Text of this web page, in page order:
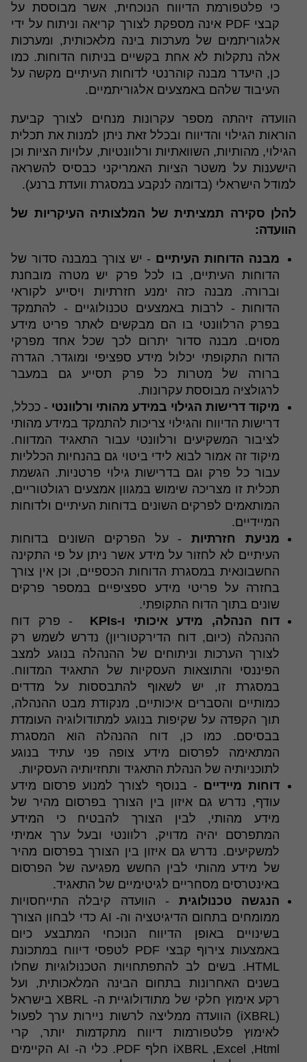
כי פלטפורמת הדיווח הנוכחית, אשר מבוססת על
קבצי PDF אינה מספקת לצורך קריאה וניתוח על ידי
אלגוריתמים של מערכות בינה מלאכותית, ומערכות
אלה נתקלות לא אחת בקשיים בניתוח הדוחות. כמו
כן, היעדר מבנה קוהרנטי לדוחות העיתיים מקשה על
העיבוד שלהם באמצעים אלגוריתמיים.
הוועדה זיהתה מספר עקרונות מנחים לצורך קביעת
הוראות הגילוי והדיווח ובכלל זאת ניתן למנות את תכלית
הגילוי, מהותיות, השוואתיות ורלוונטיות, עלויות הציות וכן
הישענות על משטר הציות האמריקני כבסיס להשראה
למודל הישראלי (בדומה לנקבע במסגרת וועדת ברנע).
להלן סקירה תמציתית של המלצותיה העיקריות של
הוועדה:
מבנה הדוחות העיתיים - יש צורך במבנה סדור של
הדוחות העיתיים, בו לכל פרק יש מטרה מובחנת
וברורה. מבנה כזה ימנע חזרתיות ויסייע לקוראי
הדוחות - לרבות באמצעים טכנולוגיים - להתמקד
בפרק הרלוונטי בו הם מבקשים לאתר פריט מידע
מסוים. מבנה סדור יתרום לכך שכל אחד מפרקי
הדוח התקופתי יכלול מידע ספציפי ומוגדר. הגדרה
ברורה של מטרות כל פרק תסייע גם במעבר
לרגולציה מבוססת עקרונות.
מיקוד דרישות הגילוי במידע מהותי ורלוונטי - ככלל,
דרישות הדיווח והגילוי צריכות להתמקד במידע מהותי
לציבור המשקיעים ורלוונטי עבור התאגיד המדווח.
מיקוד זה אמור לבוא לידי ביטוי גם בהנחיות הכלליות
עבור כל פרק וגם בדרישות גילוי פרטניות. הגשמת
תכלית זו מצריכה שימוש במגוון אמצעים רגולטוריים,
המותאמים לפרקים השונים בדוחות העיתיים ולדוחות
המיידיים.
מניעת חזרתיות- על הפרקים השונים בדוחות
העיתיים לא לחזור על מידע אשר ניתן על פי התקינה
החשבונאית במסגרת הדוחות הכספיים, וכן אין צורך
בחזרה על פריטי מידע ספציפיים במספר פרקים
שונים בתוך הדוח התקופתי.
דוח הנהלה, מידע איכותי ו-KPIs
- פרק דוח
ההנהלה (כיום, דוח הדירקטוריון) נדרש לשמש רק
לצורך הערכות וניתוחים של ההנהלה בנוגע למצב
הפיננסי והתוצאות העסקיות של התאגיד המדווח.
במסגרת זו, יש לשאוף להתבססות על מדדים
כמותיים והסברים איכותיים, מנקודת מבט ההנהלה,
תוך הקפדה על שקיפות בנוגע למתודולוגיה העומדת
בבסיסם. כמו כן, דוח ההנהלה הוא המסגרת
המתאימה לפרסום מידע צופה פני עתיד בנוגע
לתוכניותיה של הנהלת התאגיד ותחזיותיה העסקיות.
דוחות מיידיים - בנוסף לצורך למנוע פרסום מידע
עודף, נדרש גם איזון בין הצורך בפרסום מהיר של
מידע מהותי, לבין הצורך להבטיח כי המידע
המתפרסם יהיה מדויק, רלוונטי ובעל ערך אמיתי
למשקיעים. נדרש גם איזון בין הצורך בפרסום מהיר
של מידע מהותי לבין החשש מפגיעה של הפרסום
באינטרסים מסחריים לגיטימיים של התאגיד.
הנגשה טכנולוגית - הוועדה קיבלה התייחסויות
ממומחים בתחום הדיגיטציה וה- AI כדי לבחון הצורך
בשינויים באופן הדיווח הנוכחי המתבצע כיום
באמצעות צירוף קבצי PDF לטפסי דיווח במתכונת
HTML. בשים לב להתפתחויות הטכנולוגיות שחלו
בשנים האחרונות בתחום הבינה המלאכותית, ועל
רקע אימוץ חלקי של מתודולוגיית ה- XBRL בישראל
(iXBRL) הוועדה ממליצה לרשות ניירות ערך לפעול
לאימוץ פלטפורמות דיווח מתקדמות יותר, קרי
iXBRL ,Excel ,Html חלף PDF. כלי ה- AI הקיימים